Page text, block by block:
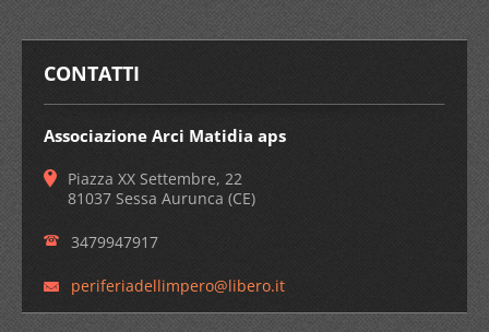
CONTATTI
Associazione Arci Matidia aps
Piazza XX Settembre, 22
81037 Sessa Aurunca (CE)
3479947917
periferiadellimpero@libero.it